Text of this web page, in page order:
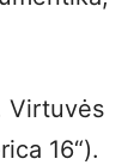
Virtuvės
16“).